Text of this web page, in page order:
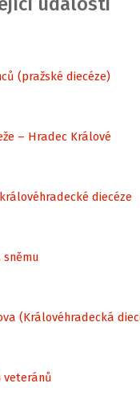
(pražské diecéze)
– Hradec Králové
diecéze
sněmu
(Královéhradecká
veteránů